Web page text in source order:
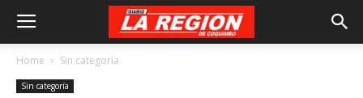
Home Sin categoría
Sin categoría